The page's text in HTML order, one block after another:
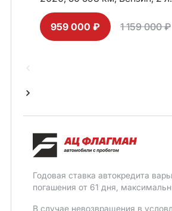
959 000 ₽ 1 159 000 ₽
Годовая ставка автокредита
погашения от 61 дня,
В случае невозвращения в